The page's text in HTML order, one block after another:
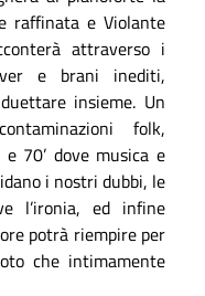
raffinata e Violante
attraverso i
e brani inediti,
insieme. Un
folk,
70’ dove musica e
i nostri dubbi, le
l’ironia, ed infine
potrà riempire per
che intimamente